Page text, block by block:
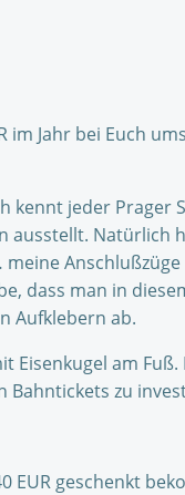
Jahr bei Euch
jeder
dass man in
Aufklebern ab.
am
Bahntickets zu
geschenkt